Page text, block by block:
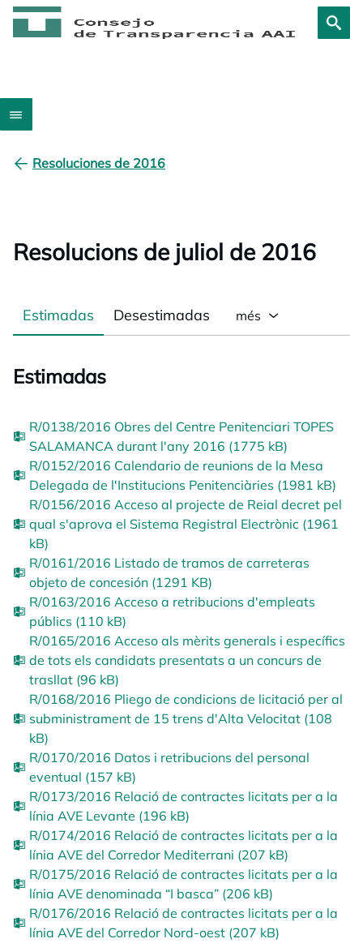
Resoluciones de 2016
Resolucions de juliol de 2016
Estimadas Desestimadas més
Estimadas
R/0138/2016 Obres del Centre Penitenciari TOPES
SALAMANCA durant l'any 2016 (1775 kB)
R/0152/2016 Calendario de reunions de la Mesa
Delegada de l'Institucions Penitenciàries (1981 kB)
R/0156/2016 Acceso al projecte de Reial decret pel
qual s'aprova el Sistema Registral Electrònic (1961
kB)
R/0161/2016 Listado de tramos de carreteras
objeto de concesión (1291 KB)
R/0163/2016 Acceso a retribucions d'empleats
públics (110 kB)
R/0165/2016 Acceso als mèrits generals i específics
de tots els candidats presentats a un concurs de
trasllat (96 kB)
R/0168/2016 Pliego de condicions de licitació per al
subministrament de 15 trens d'Alta Velocitat (108
kB)
R/0170/2016 Datos i retribucions del personal
eventual (157 kB)
R/0173/2016 Relació de contractes licitats per a la
línia AVE Levante (196 kB)
R/0174/2016 Relació de contractes licitats per a la
línia AVE del Corredor Mediterrani (207 kB)
R/0175/2016 Relació de contractes licitats per a la
línia AVE denominada “I basca” (206 kB)
R/0176/2016 Relació de contractes licitats per a la
línia AVE del Corredor Nord-oest (207 kB)